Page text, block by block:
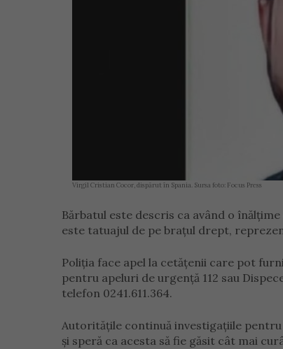
Virgil Cristian Cocor, dispărut în Spania. Sursa foto: Focus Press
Bărbatul este descris ca având o
este tatuajul de pe brațul drept,
Poliția face apel la cetățenii care pot
pentru apeluri de urgență 112 sau
telefon 0241.611.364.
Autoritățile continuă investigațiile
și speră ca acesta să fie găsit cât mai